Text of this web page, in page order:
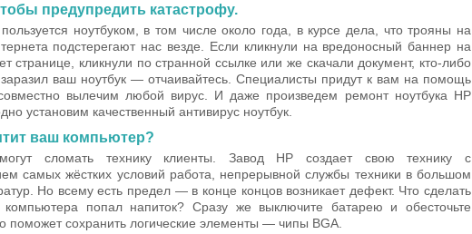
предупредить катастрофу.
ноутбуком, в том числе около года, в курсе дела, что трояны на
подстерегают нас везде. Если кликнули на вредоносный баннер на
странице, кликнули по странной ссылке или же скачали документ, кто-либо
ваш ноутбук — отчаивайтесь. Специалисты придут к вам на помощь
вылечим любой вирус. И даже произведем ремонт ноутбука HP
установим качественный антивирус ноутбук.
ваш компьютер?
сломать технику клиенты. Завод HP создает свою технику с
самых жёстких условий работа, непрерывной службы техники в большом
Но всему есть предел — в конце концов возникает дефект. Что сделать
компьютера попал напиток? Сразу же выключите батарею и обесточьте
поможет сохранить логические элементы — чипы BGA.